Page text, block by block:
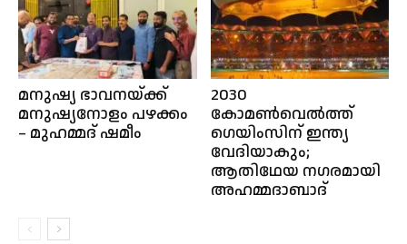
മനുഷ്യ ഭാവനയ്ക്ക്
മനുഷ്യനോളം പഴക്കം
– മുഹമ്മദ് ഷമീം
2030
കോമണ്‍വെല്‍ത്ത്
ഗെയിംസിന് ഇന്ത്യ
വേദിയാകും;
ആതിഥേയ നഗരമായി
അഹമ്മദാബാദ്